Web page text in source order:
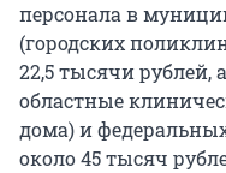
персонала в
(городских
22,5 тысячи рублей,
областные
дома) и
около 45 тысяч